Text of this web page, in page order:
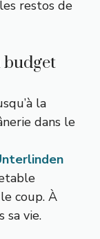
restos de
budget
la
dans le
coup. À
sa vie.